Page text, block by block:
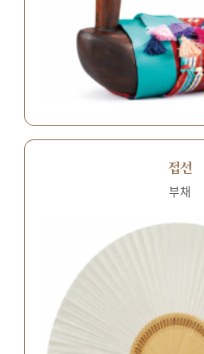
접선
부채